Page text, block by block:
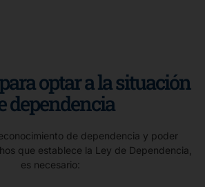
optar a la situación
dependencia
de dependencia y poder
que establece la Ley de Dependencia,
es necesario: